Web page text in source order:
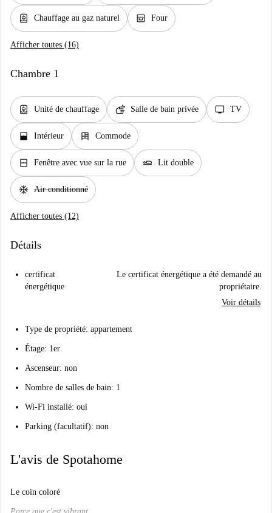
water_heater Chauffage au gaz naturel oven_gen Four
Afficher toutes (16)
Chambre 1
water_heater Unité de chauffage soap Salle de bain privée tv TV
window_open Intérieur dresser Commode
window_closed Fenêtre avec vue sur la rue airline_seat_flat Lit double
ac_unit Air conditionné
Afficher toutes (12)
Détails
certificat
énergétique
Le certificat énergétique a été demandé au
propriétaire.
Voir détails
Type de propriété: appartement
Étage: 1er
Ascenseur: non
Nombre de salles de bain: 1
Wi-Fi installé: oui
Parking (facultatif): non
L'avis de Spotahome
Le coin coloré